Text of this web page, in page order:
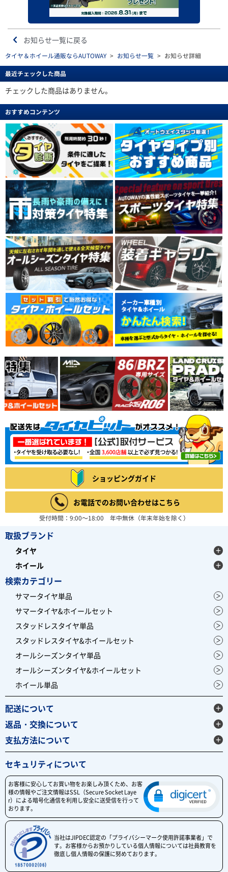
お知らせ一覧に戻る
タイヤ＆ホイール通販ならAUTOWAY > お知らせ一覧 > お知らせ詳細
最近チェックした商品
チェックした商品はありません。
おすすめコンテンツ
ショッピングガイド
お電話でのお問い合わせはこちら
受付時間：9:00～18:00 年中無休（年末年始を除く）
取扱ブランド
タイヤ
ホイール
検索カテゴリー
サマータイヤ単品
サマータイヤ&ホイールセット
スタッドレスタイヤ単品
スタッドレスタイヤ&ホイールセット
オールシーズンタイヤ単品
オールシーズンタイヤ&ホイールセット
ホイール単品
配送について
返品・交換について
支払方法について
セキュリティについて
お客様に安心してお買い物をお楽しみ頂くため、お客
様の情報やご注文情報はSSL（Secure Socket Laye
r）による暗号化通信を利用し安全に送受信を行って
おります。
当社はJIPDEC認定の「プライバシーマーク使用許諾事業者」で
す。お客様からお預かりしている個人情報については社員教育を
徹底し個人情報の保護に努めております。